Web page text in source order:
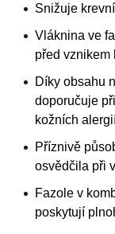
Snižuje
Vláknina ve
před vznikem
Díky obsahu
doporučuje
kožních
Příznivě
osvědčila při
Fazole v
poskytují